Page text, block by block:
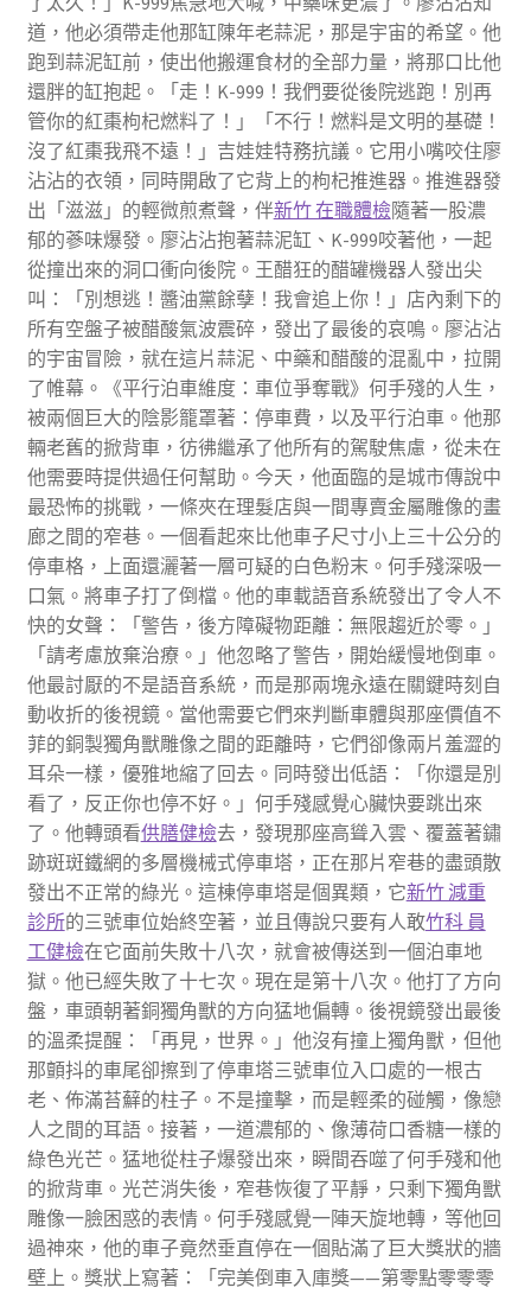
道，他必須帶走他那缸陳年老蒜泥，那是宇宙的希望。他
跑到蒜泥缸前，使出他搬運食材的全部力量，將那口比他
還胖的缸抱起。「走！K-999！我們要從後院逃跑！別再
管你的紅棗枸杞燃料了！」「不行！燃料是文明的基礎！
沒了紅棗我飛不遠！」吉娃娃特務抗議。它用小嘴咬住廖
沾沾的衣領，同時開啟了它背上的枸杞推進器。推進器發
出「滋滋」的輕微煎煮聲，伴新竹 在職體檢隨著一股濃
郁的蔘味爆發。廖沾沾抱著蒜泥缸、K-999咬著他，一起
從撞出來的洞口衝向後院。王醋狂的醋罐機器人發出尖
叫：「別想逃！醬油黨餘孽！我會追上你！」店內剩下的
所有空盤子被醋酸氣波震碎，發出了最後的哀鳴。廖沾沾
的宇宙冒險，就在這片蒜泥、中藥和醋酸的混亂中，拉開
了帷幕。《平行泊車維度：車位爭奪戰》何手殘的人生，
被兩個巨大的陰影籠罩著：停車費，以及平行泊車。他那
輛老舊的掀背車，彷彿繼承了他所有的駕駛焦慮，從未在
他需要時提供過任何幫助。今天，他面臨的是城市傳說中
最恐怖的挑戰，一條夾在理髮店與一間專賣金屬雕像的畫
廊之間的窄巷。一個看起來比他車子尺寸小上三十公分的
停車格，上面還灑著一層可疑的白色粉末。何手殘深吸一
口氣。將車子打了倒檔。他的車載語音系統發出了令人不
快的女聲：「警告，後方障礙物距離：無限趨近於零。」
「請考慮放棄治療。」他忽略了警告，開始緩慢地倒車。
他最討厭的不是語音系統，而是那兩塊永遠在關鍵時刻自
動收折的後視鏡。當他需要它們來判斷車體與那座價值不
菲的銅製獨角獸雕像之間的距離時，它們卻像兩片羞澀的
耳朵一樣，優雅地縮了回去。同時發出低語：「你還是別
看了，反正你也停不好。」何手殘感覺心臟快要跳出來
了。他轉頭看供膳健檢去，發現那座高聳入雲、覆蓋著鏽
跡斑斑鐵網的多層機械式停車塔，正在那片窄巷的盡頭散
發出不正常的綠光。這棟停車塔是個異類，它新竹 減重
診所的三號車位始終空著，並且傳說只要有人敢竹科 員
工健檢在它面前失敗十八次，就會被傳送到一個泊車地
獄。他已經失敗了十七次。現在是第十八次。他打了方向
盤，車頭朝著銅獨角獸的方向猛地偏轉。後視鏡發出最後
的溫柔提醒：「再見，世界。」他沒有撞上獨角獸，但他
那顫抖的車尾卻擦到了停車塔三號車位入口處的一根古
老、佈滿苔蘚的柱子。不是撞擊，而是輕柔的碰觸，像戀
人之間的耳語。接著，一道濃郁的、像薄荷口香糖一樣的
綠色光芒。猛地從柱子爆發出來，瞬間吞噬了何手殘和他
的掀背車。光芒消失後，窄巷恢復了平靜，只剩下獨角獸
雕像一臉困惑的表情。何手殘感覺一陣天旋地轉，等他回
過神來，他的車子竟然垂直停在一個貼滿了巨大獎狀的牆
壁上。獎狀上寫著：「完美倒車入庫獎——第零點零零零